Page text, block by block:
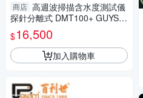
商店 高週波掃描含水度測試儀
探針分離式 DMT100+ GUYST
OOL 飼料工廠 水分計 粉末水
份檢測
$16,500
加入購物車